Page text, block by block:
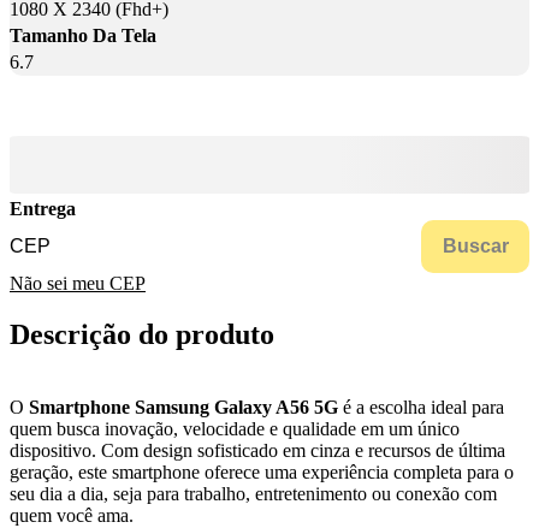
1080 X 2340 (Fhd+)
Tamanho Da Tela
6.7
Entrega
Buscar
Não sei meu CEP
Descrição do produto
O Smartphone Samsung Galaxy A56 5G é a escolha ideal para
quem busca inovação, velocidade e qualidade em um único
dispositivo. Com design sofisticado em cinza e recursos de última
geração, este smartphone oferece uma experiência completa para o
seu dia a dia, seja para trabalho, entretenimento ou conexão com
quem você ama.